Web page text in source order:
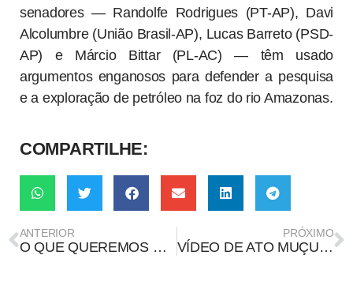
senadores — Randolfe Rodrigues (PT-AP), Davi
Alcolumbre (União Brasil-AP), Lucas Barreto (PSD-
AP) e Márcio Bittar (PL-AC) — têm usado
argumentos enganosos para defender a pesquisa
e a exploração de petróleo na foz do rio Amazonas.
COMPARTILHE:
ANTERIOR
O QUE QUEREMOS DA COP30
PRÓXIMO
VÍDEO DE ATO MUÇULMANO EM NOVA YORK É DE 2023 E NÃO TEM RELAÇÃO COM NOVO PREFEITO